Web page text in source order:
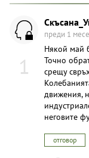
1
преди 1
Някой май
Точно
срещу
движения,
неговите
отговор